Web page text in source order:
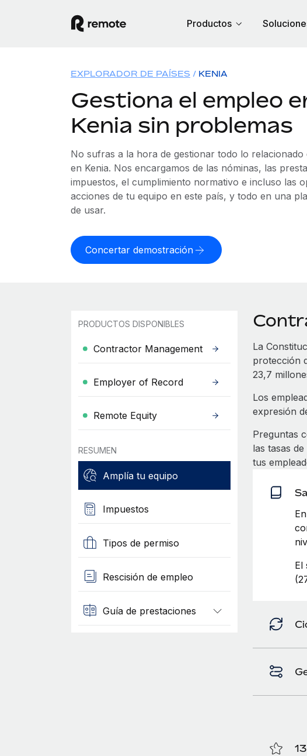
Productos
EXPLORADOR DE PAÍSES KENIA
Gestiona el empleo
Kenia sin problemas
No sufras a la hora de gestionar todo lo relacionado
en Kenia. Nos encargamos de las nóminas, las
impuestos, el cumplimiento normativo e incluso las
acciones de tu equipo en este país, y todo en una
de usar.
Concertar demostración
PRODUCTOS DISPONIBLES
Contractor Management
Employer of Record
Remote Equity
RESUMEN
Amplía tu equipo
Impuestos
Tipos de permiso
Rescisión de empleo
Guía de prestaciones
La
protección
23,7
Los
expresión
Preguntas
las tasas
tus
El